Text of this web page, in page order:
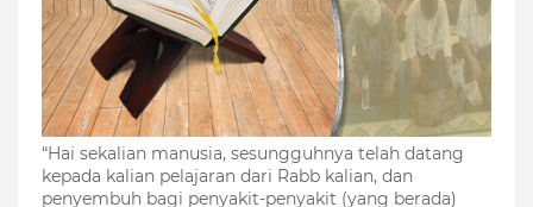
“Hai sekalian manusia, sesungguhnya telah datang
kepada kalian pelajaran dari Rabb kalian, dan
penyembuh bagi penyakit-penyakit (yang berada)